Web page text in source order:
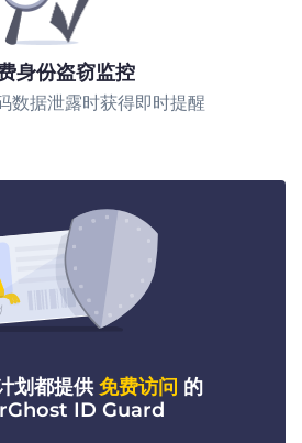
身份盗窃监控
数据泄露时获得即时提醒
划都提供免费访问 的
ID Guard